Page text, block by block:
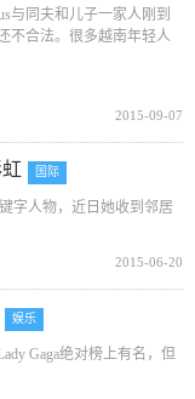
与同夫和儿子一家人刚到
不合法。很多越南年轻人
2015-09-07
国际
字人物，近日她收到邻居
2015-06-20
娱乐
Gaga绝对榜上有名，但